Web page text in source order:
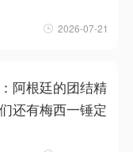
2026-07-21
阿根廷的团结精
还有梅西一锤定